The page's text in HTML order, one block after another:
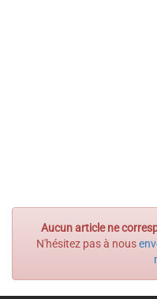
Aucun article ne
N'hésitez pas à nous